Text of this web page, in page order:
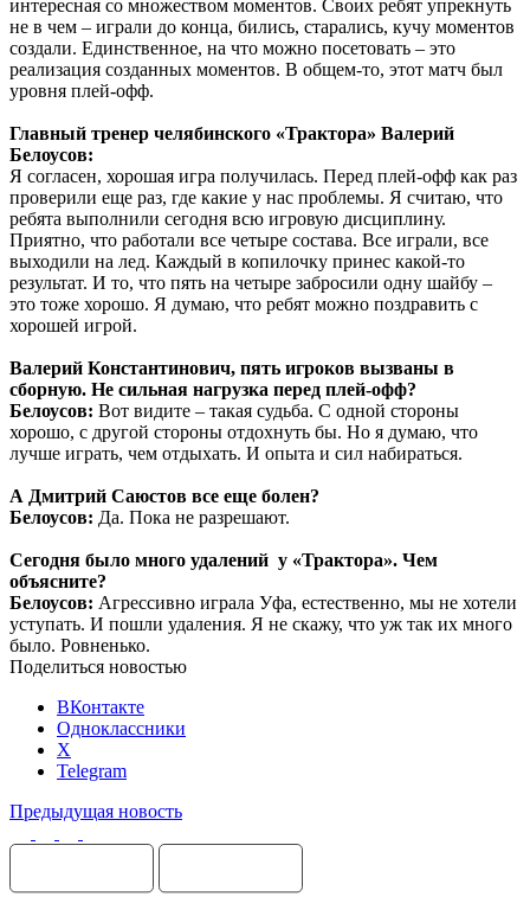
интересная со множеством моментов. Своих ребят упрекнуть
не в чем – играли до конца, бились, старались, кучу моментов
создали. Единственное, на что можно посетовать – это
реализация созданных моментов. В общем-то, этот матч был
уровня плей-офф.
Главный тренер челябинского «Трактора» Валерий
Белоусов:
Я согласен, хорошая игра получилась. Перед плей-офф как раз
проверили еще раз, где какие у нас проблемы. Я считаю, что
ребята выполнили сегодня всю игровую дисциплину.
Приятно, что работали все четыре состава. Все играли, все
выходили на лед. Каждый в копилочку принес какой-то
результат. И то, что пять на четыре забросили одну шайбу –
это тоже хорошо. Я думаю, что ребят можно поздравить с
хорошей игрой.
Валерий Константинович, пять игроков вызваны в
сборную. Не сильная нагрузка перед плей-офф?
Белоусов: Вот видите – такая судьба. С одной стороны
хорошо, с другой стороны отдохнуть бы. Но я думаю, что
лучше играть, чем отдыхать. И опыта и сил набираться.
А Дмитрий Саюстов все еще болен?
Белоусов: Да. Пока не разрешают.
Сегодня было много удалений у «Трактора». Чем
объясните?
Белоусов: Агрессивно играла Уфа, естественно, мы не хотели
уступать. И пошли удаления. Я не скажу, что уж так их много
было. Ровненько.
Поделиться новостью
ВКонтакте
Одноклассники
X
Telegram
Предыдущая новость